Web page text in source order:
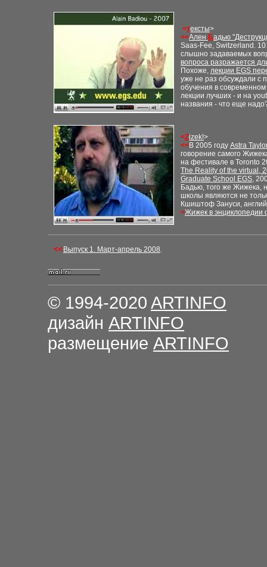
<тексты>
<<Ален Бадью "
Saas-Fee, Switzerland.
слышно задаваемых
вопроса разражается
Похоже, лекции EGS
уже не раз обсуждали с
обучения в
лекции лучших - и на
названия - что еще надо
<Zizek!>
<<В 2005 году Astra
говорение самого
на фестивале в Toronto
The Reality of the virtual ,
Graduate School EGS,
Бадью, того же Жижека,
школы являются не
Кшиштоф Зануси,
<Жижек в
<< Выпуск 1. Март-апрель 2008.
© 1994-2020 ARTINFO
дизайн ARTINFO
размещение ARTINFO